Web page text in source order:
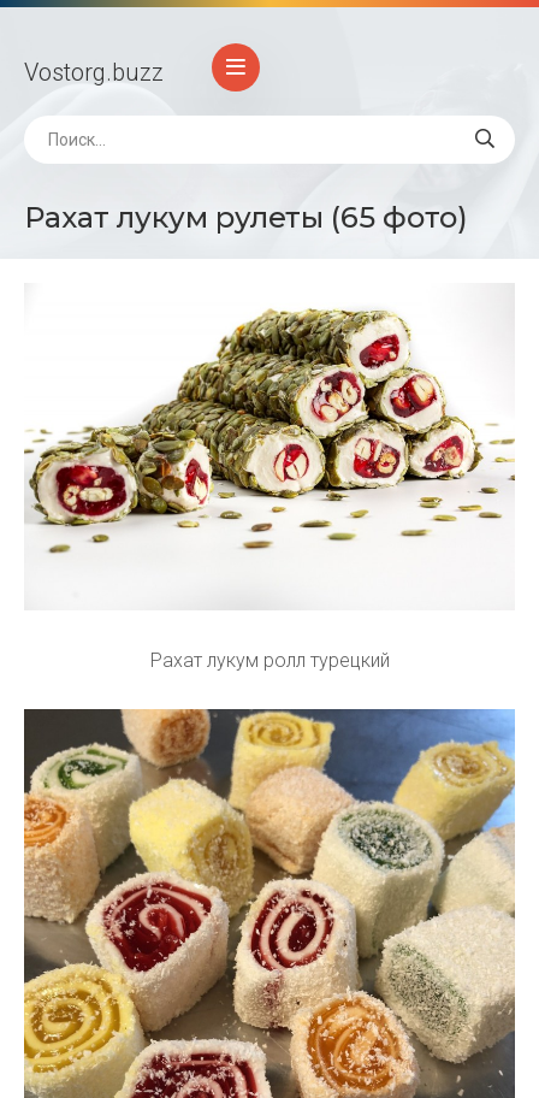
Vostorg.buzz
Рахат лукум рулеты (65 фото)
Рахат лукум ролл турецкий